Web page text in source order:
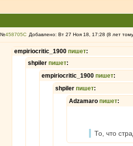
№458705 Добавлено: Вт 27 Ноя 18, 17:28 (8 лет
empiriocritic_1900 пишет:
shpiler пишет:
empiriocritic_1900 пишет:
shpiler пишет:
Adzamaro пишет:
То, что